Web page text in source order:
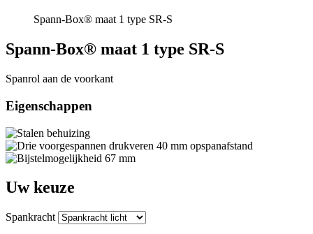
Spann-Box® maat 1 type SR-S
Spann-Box® maat 1 type SR-S
Spanrol aan de voorkant
Eigenschappen
Uw keuze
Spankracht